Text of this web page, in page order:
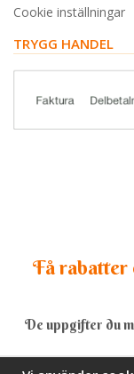
Cookie inställningar
TRYGG HANDEL
Få rabatter
De uppgifter du